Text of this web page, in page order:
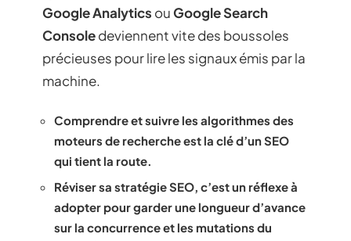
Google Analytics ouGoogle Search
Consoledeviennent vite des boussoles
précieuses pour lire les signaux émis par la
machine.
Comprendre et suivre les algorithmes des
moteurs de recherche est la clé d’un SEO
qui tient la route.
Réviser sa stratégie SEO, c’est un réflexe à
adopter pour garder une longueur d’avance
sur la concurrence et les mutations du